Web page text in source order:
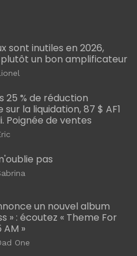
sont inutiles en 2026,
un bon amplificateur
25 % de réduction
la liquidation, 87 $ AF1
Poignée de ventes
pas
un nouvel album
» : écoutez « Theme For
»
One